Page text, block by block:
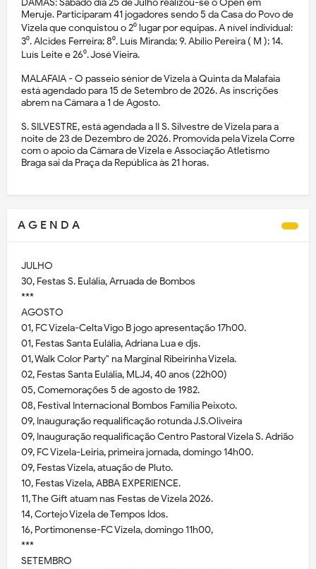
Meruje. Participaram 41 jogadores sendo 5 da Casa do Povo de
Vizela que conquistou o 2⁰ lugar por equipas. A nível individual:
3⁰. Alcides Ferreira; 8⁰. Luís Miranda; 9. Abílio Pereira ( M ); 14.
Luís Leite e 26⁰. José Vieira.
MALAFAIA - O passeio sénior de Vizela à Quinta da Malafaia
está agendado para 15 de Setembro de 2026. As inscrições
abrem na Câmara a 1 de Agosto.
S. SILVESTRE, está agendada a II S. Silvestre de Vizela para a
noite de 23 de Dezembro de 2026. Promovida pela Vizela Corre
com o apoio da Câmara de Vizela e Associação Atletismo
Braga sai da Praça da República às 21 horas.
A G E N D A
JULHO
30, Festas S. Eulália, Arruada de Bombos
***
AGOSTO
01, FC Vizela-Celta Vigo B jogo apresentação 17h00.
01, Festas Santa Eulália, Adriana Lua e djs.
01, Walk Color Party" na Marginal Ribeirinha Vizela.
02, Festas Santa Eulália, MLJ4, 40 anos (22h00)
05, Comemorações 5 de agosto de 1982.
08, Festival Internacional Bombos Família Peixoto.
09, Inauguração requalificação rotunda J.S.Oliveira
09, Inauguração requalificação Centro Pastoral Vizela S. Adrião
09, FC Vizela-Leiria, primeira jornada, domingo 14h00.
09, Festas Vizela, atuação de Pluto.
10, Festas Vizela, ABBA EXPERIENCE.
11, The Gift atuam nas Festas de Vizela 2026.
14, Cortejo Vizela de Tempos Idos.
16, Portimonense-FC Vizela, domingo 11h00,
***
SETEMBRO